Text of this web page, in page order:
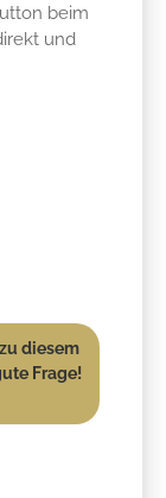
beim
und
diesem
Frage!